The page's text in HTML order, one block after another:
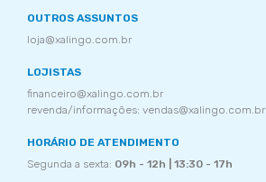
OUTROS ASSUNTOS
loja@xalingo.com.br
LOJISTAS
financeiro@xalingo.com.br
revenda/informações: vendas@xalingo.com.br
HORÁRIO DE ATENDIMENTO
Segunda a sexta: 09h - 12h | 13:30 - 17h